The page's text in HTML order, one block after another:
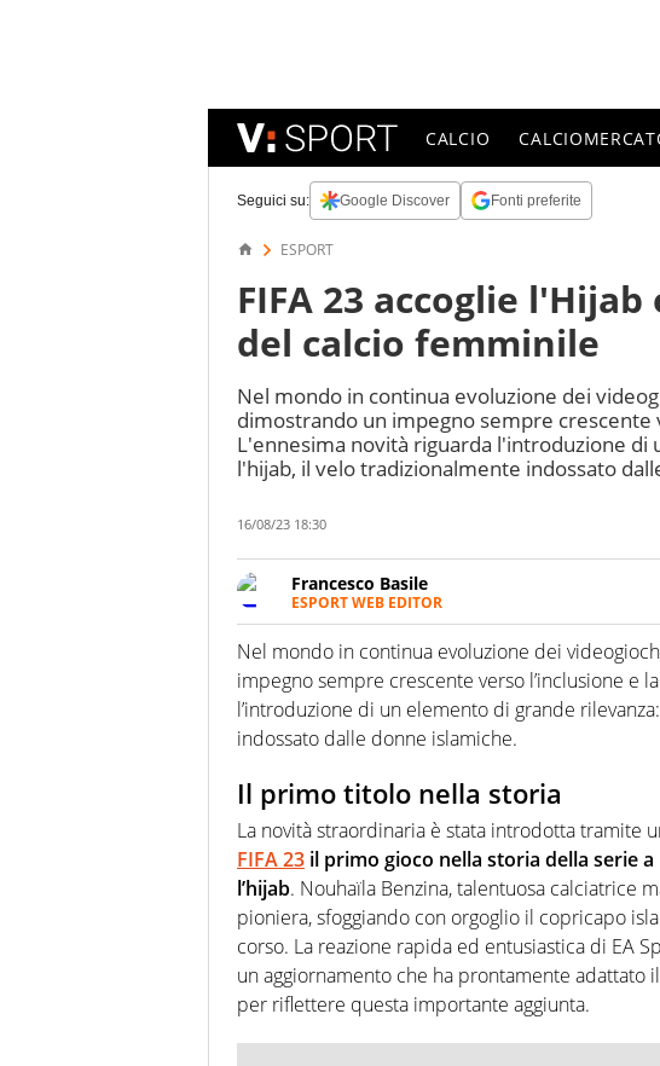
CALCIO
Seguici su: Google Discover Fonti preferite
ESPORT
FIFA 23 accoglie
del calcio femminile
Nel mondo in continua evoluzione dei
dimostrando un impegno sempre crescente
L'ennesima novità riguarda l'introduzione di
l'hijab, il velo tradizionalmente indossato
16/08/23 18:30
Francesco Basile
ESPORT WEB EDITOR
Nato con i videogame, è già un
iniziative di settore e sa tutto, ma
al mondo dello sport virtuale. Per Virgilio
gradi con l’esperienza di un giovanissimo
Nel mondo in continua evoluzione dei
impegno sempre crescente verso l’inclusione e
l’introduzione di un elemento di grande
indossato dalle donne islamiche.
Il primo titolo nella storia
La novità straordinaria è stata introdotta tramite
FIFA 23 il primo gioco nella storia della serie
l’hijab. Nouhaïla Benzina, talentuosa calciatrice
pioniera, sfoggiando con orgoglio il copricapo
corso. La reazione rapida ed entusiastica di EA
un aggiornamento che ha prontamente adattato
per riflettere questa importante aggiunta.